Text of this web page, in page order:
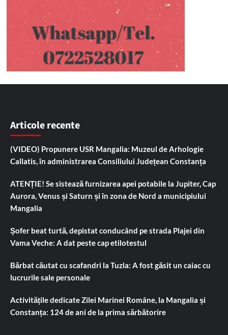
Articole recente
(VIDEO) Propunere USR Mangalia: Muzeul de Arhologie
Callatis, în administrarea Consiliului Județean Constanța
ATENȚIE! Se sistează furnizarea apei potabile la Jupiter, Cap
Aurora, Venus și Saturn și în zona de Nord a municipiului
Mangalia
Șofer beat turtă, depistat conducând pe strada Plajei din
Vama Veche: A dat peste cap etilotestul
Bărbat căutat cu scafandri la Tuzla: A fost găsit un caiac cu
lucrurile sale personale
Activitățile dedicate Zilei Marinei Române, la Mangalia și
Constanța: 124 de ani de la prima sărbătorire